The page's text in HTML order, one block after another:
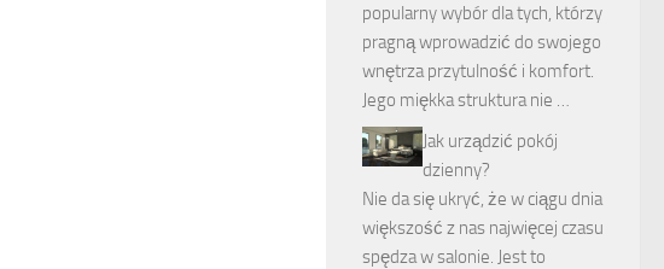
popularny wybór dla tych, którzy
pragną wprowadzić do swojego
wnętrza przytulność i komfort.
Jego miękka struktura nie …
Jak urządzić pokój
dzienny?
Nie da się ukryć, że w ciągu dnia
większość z nas najwięcej czasu
spędza w salonie. Jest to